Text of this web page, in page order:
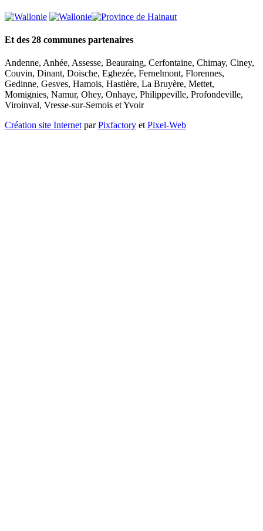
Et des 28 communes partenaires
Andenne, Anhée, Assesse, Beauraing, Cerfontaine, Chimay, Ciney,
Couvin, Dinant, Doische, Eghezée, Fernelmont, Florennes,
Gedinne, Gesves, Hamois, Hastière, La Bruyère, Mettet,
Momignies, Namur, Ohey, Onhaye, Philippeville, Profondeville,
Viroinval, Vresse-sur-Semois et Yvoir
Création site Internet parPixfactory et Pixel-Web